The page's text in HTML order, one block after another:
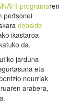
programaren
pertsonei
debalde
ikastaroa
da.
jarduna
eta
neurriak
arabera,